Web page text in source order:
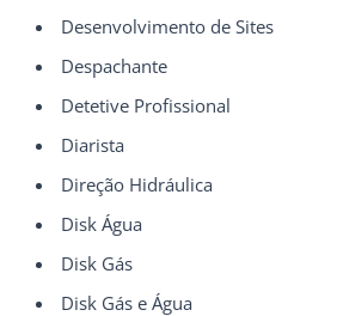
Desenvolvimento de Sites
Despachante
Detetive Profissional
Diarista
Direção Hidráulica
Disk Água
Disk Gás
Disk Gás e Água